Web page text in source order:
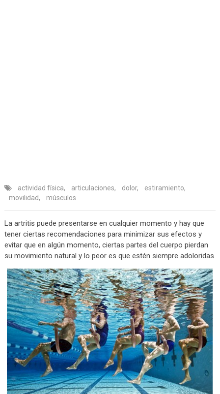
actividad física, articulaciones, dolor, estiramiento,
movilidad, músculos
La artritis puede presentarse en cualquier momento y hay que
tener ciertas recomendaciones para minimizar sus efectos y
evitar que en algún momento, ciertas partes del cuerpo pierdan
su movimiento natural y lo peor es que estén siempre adoloridas.